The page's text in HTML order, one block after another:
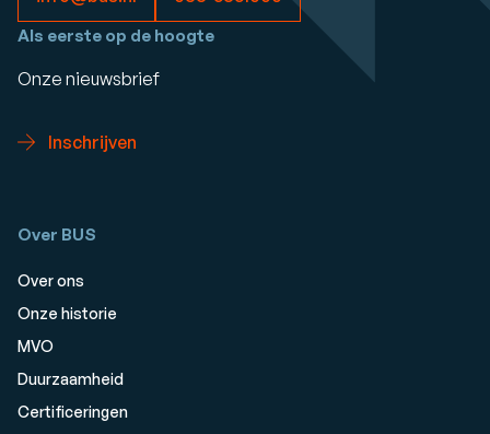
Als eerste op de hoogte
Onze nieuwsbrief
Inschrijven
Over BUS
Over ons
Onze historie
MVO
Duurzaamheid
Certificeringen